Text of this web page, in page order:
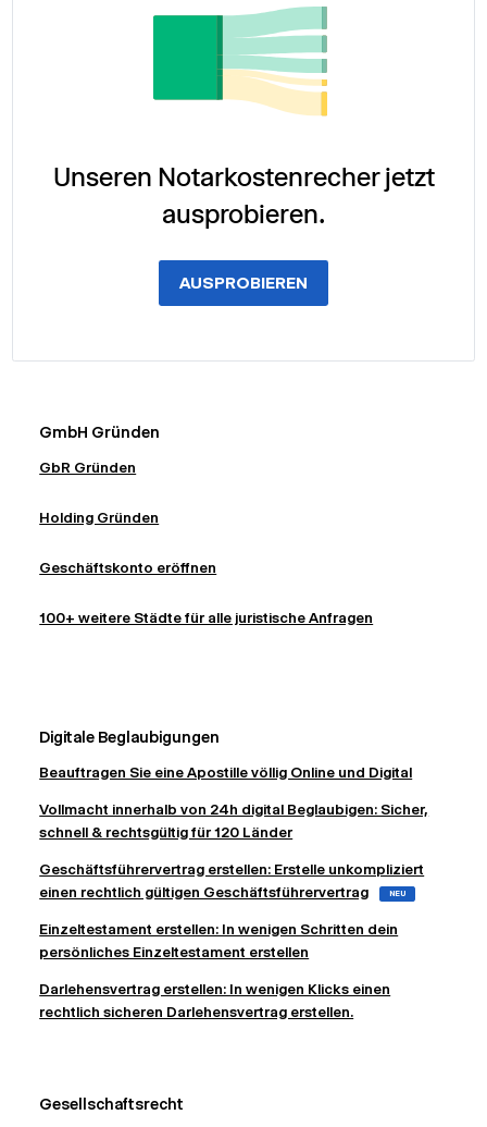
Unseren Notarkostenrecher jetzt
ausprobieren.
AUSPROBIEREN
GmbH Gründen
GbR Gründen
Holding Gründen
Geschäftskonto eröffnen
100+ weitere Städte für alle juristische Anfragen
Digitale Beglaubigungen
Beauftragen Sie eine Apostille völlig Online und Digital
Vollmacht innerhalb von 24h digital Beglaubigen: Sicher,
schnell & rechtsgültig für 120 Länder
Geschäftsführervertrag erstellen: Erstelle unkompliziert
einen rechtlich gültigen Geschäftsführervertrag
NEU
Einzeltestament erstellen: In wenigen Schritten dein
persönliches Einzeltestament erstellen
Darlehensvertrag erstellen: In wenigen Klicks einen
rechtlich sicheren Darlehensvertrag erstellen.
Gesellschaftsrecht